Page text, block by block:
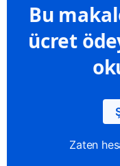
Bu
ücret
Zaten